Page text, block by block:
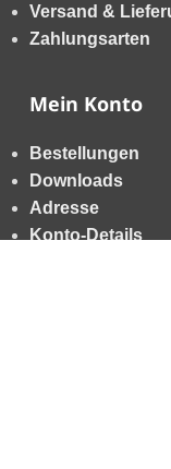
Versand &
Zahlungsarten
Mein Konto
Bestellungen
Downloads
Adresse
Konto-Details